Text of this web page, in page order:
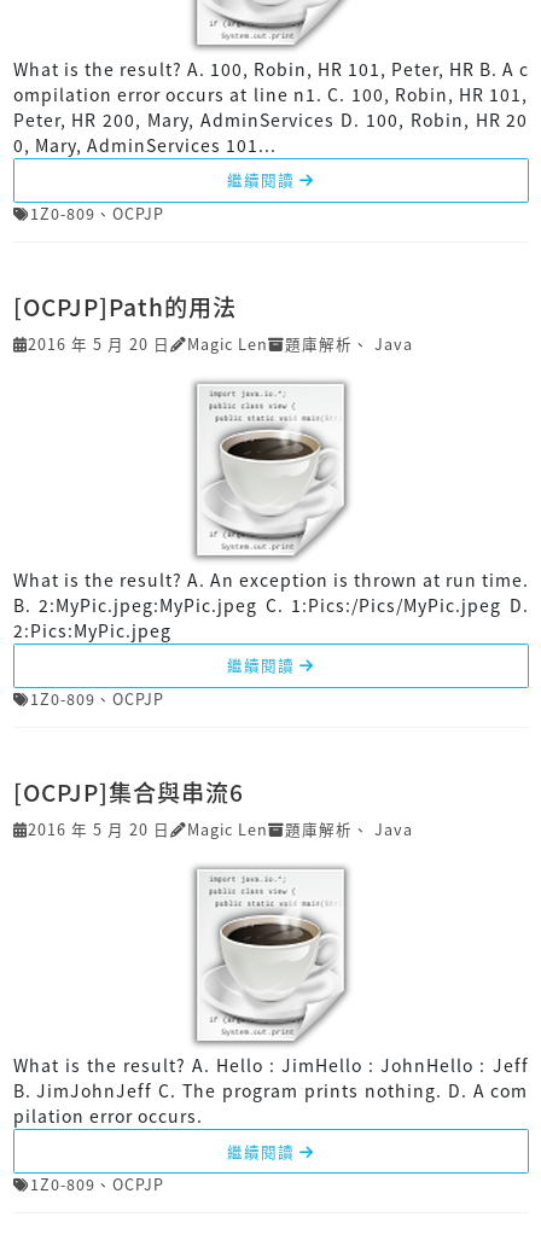
What is the result? A. 100, Robin, HR 101, Peter, HR B. A c
ompilation error occurs at line n1. C. 100, Robin, HR 101,
Peter, HR 200, Mary, AdminServices D. 100, Robin, HR 20
0, Mary, AdminServices 101...
繼續閱讀
1Z0-809 、 OCPJP
[OCPJP]Path的用法
2016 年 5 月 20 日 Magic Len 題庫解析 、 Java
What is the result? A. An exception is thrown at run time.
B. 2:MyPic.jpeg:MyPic.jpeg C. 1:Pics:/Pics/MyPic.jpeg D.
2:Pics:MyPic.jpeg
繼續閱讀
1Z0-809 、 OCPJP
[OCPJP]集合與串流6
2016 年 5 月 20 日 Magic Len 題庫解析 、 Java
What is the result? A. Hello : JimHello : JohnHello : Jeff
B. JimJohnJeff C. The program prints nothing. D. A com
pilation error occurs.
繼續閱讀
1Z0-809 、 OCPJP